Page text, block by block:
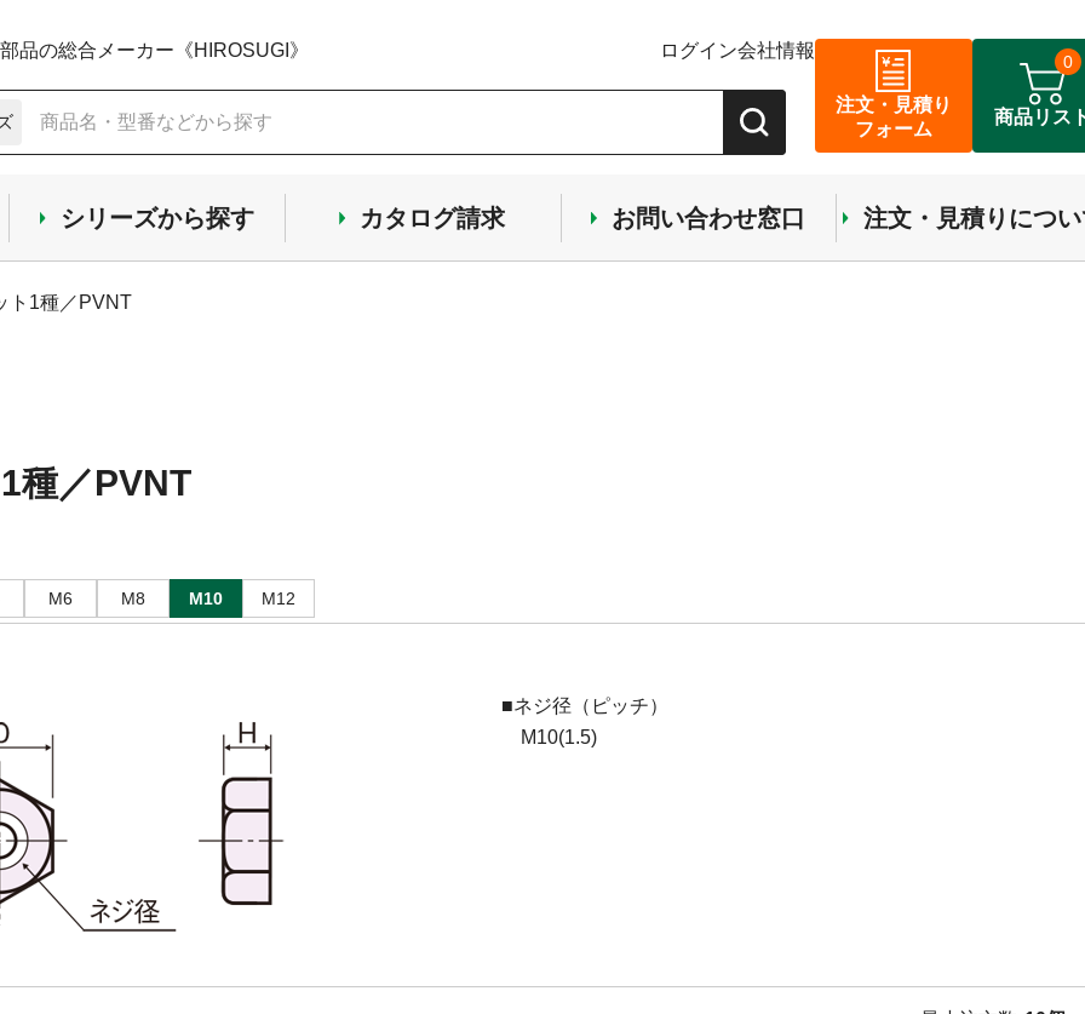
品の総合メーカー《HIROSUGI》 ログイン会社情報
注文・見積り
フォーム
商品リス
0
シリーズから探す カタログ請求 お問い合わせ窓口 注文・見積りにつ
ト1種／PVNT
種／PVNT
M6 M8 M10 M12
■ネジ径（ピッチ）
M10(1.5)